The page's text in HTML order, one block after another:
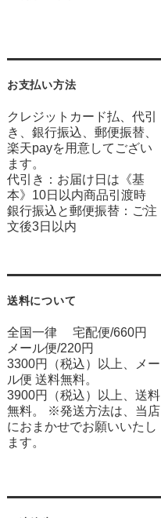
お支払い方法
クレジットカード払、代引
き、銀行振込、郵便振替、
楽天payを用意してござい
ます。
代引き：お届け日は《基
本》10日以内商品引渡時
銀行振込と郵便振替：ご注
文後3日以内
送料について
全国一律 宅配便/660円
メール便/220円
3300円（税込）以上、メー
ル便 送料無料。
3900円（税込）以上、送料
無料。 ※発送方法は、当店
におまかせでお願いいたし
ます。